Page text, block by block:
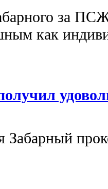
за
как